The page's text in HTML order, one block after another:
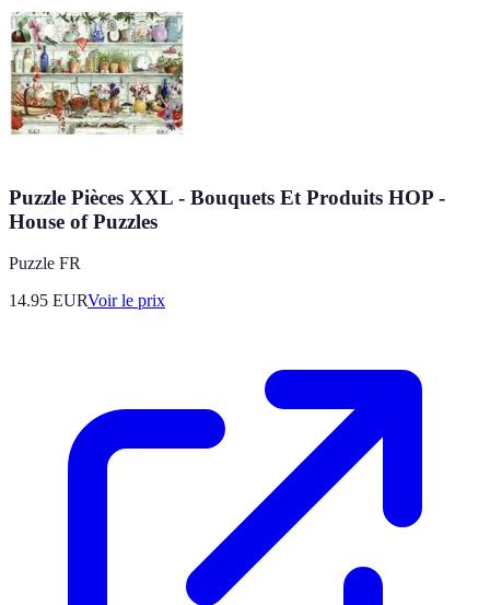
Puzzle Pièces XXL - Bouquets Et Produits HOP -
House of Puzzles
Puzzle FR
14.95 EURVoir le prix